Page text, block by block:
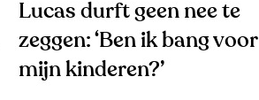
Lucas durft geen nee te
zeggen: ‘Ben ik bang voor
mijn kinderen?’